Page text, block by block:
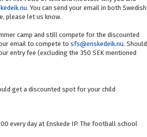
. You can send your email in both Swedish
please let us know.
camp and still compete for the discounted
email to compete to sfs@enskedeik.nu. Should
entry fee (excluding the 350 SEK mentioned
get a discounted spot for your child
every day at Enskede IP. The football school